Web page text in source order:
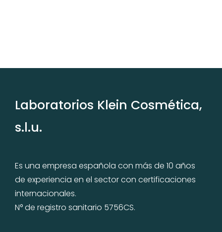
Laboratorios Klein Cosmética,
s.l.u.
Es una empresa española con más de 10 años
de experiencia en el sector con certificaciones
internacionales.
N° de registro sanitario 5756CS.